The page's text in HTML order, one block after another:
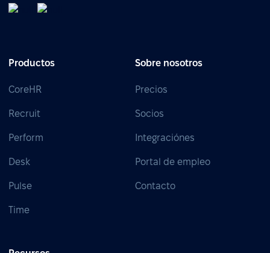
Productos
CoreHR
Recruit
Perform
Desk
Pulse
Time
Sobre nosotros
Precios
Socios
Integraciónes
Portal de empleo
Contacto